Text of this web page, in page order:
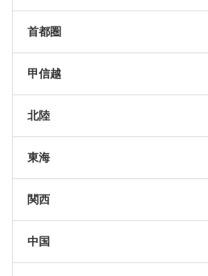
首都圏
甲信越
北陸
東海
関西
中国